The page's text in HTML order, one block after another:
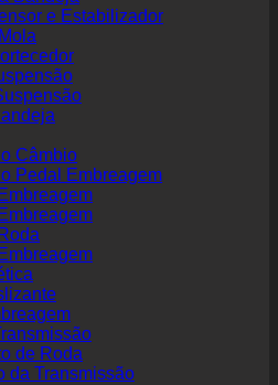
e Estabilizador
Câmbio
Pedal Embreagem
de Roda
da Transmissão